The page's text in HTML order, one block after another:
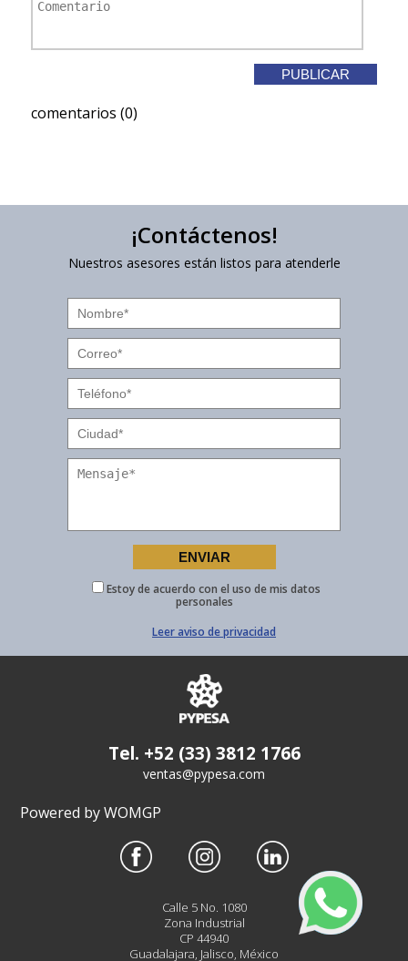
comentarios (0)
¡Contáctenos!
Nuestros asesores están listos para atenderle
Estoy de acuerdo con el uso de mis datos
personales
Leer aviso de privacidad
Tel. +52 (33) 3812 1766
ventas@pypesa.com
Powered by WOMGP
Calle 5 No. 1080
Zona Industrial
CP 44940
Guadalajara, Jalisco, México